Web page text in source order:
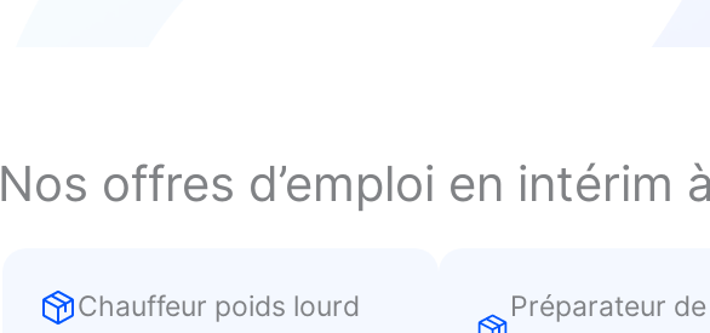
Nos offres d’emploi en intérim
Chauffeur poids lourd
Préparateur de